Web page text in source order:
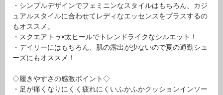
・シンプルデザインでフェミニンなスタイルはもちろん、カジ
ュアルスタイルに合わせてレディなエッセンスをプラスするの
もオススメ。
・スクエアトゥ×太ヒールでトレンドライクなシルエット！
・デイリーにはもちろん、肌の露出が少ないので夏の通勤シュ
ーズにもオススメ！
◇履きやすさの感激ポイント◇
・足が痛くなりにくく疲れにくいふかふかクッションインソー